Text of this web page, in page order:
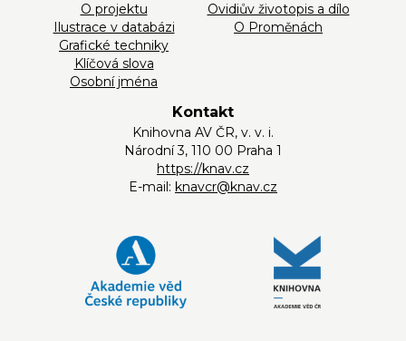
O projektu
Ilustrace v databázi
Grafické techniky
Klíčová slova
Osobní jména
Ovidiův životopis a dílo
O Proměnách
Kontakt
Knihovna AV ČR, v. v. i.
Národní 3, 110 00 Praha 1
https://knav.cz
E-mail: knavcr@knav.cz